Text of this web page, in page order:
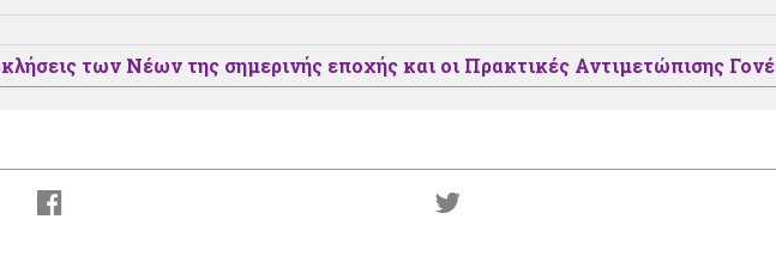
των Νέων της σημερινής εποχής και οι Πρακτικές Αντιμετώπισης